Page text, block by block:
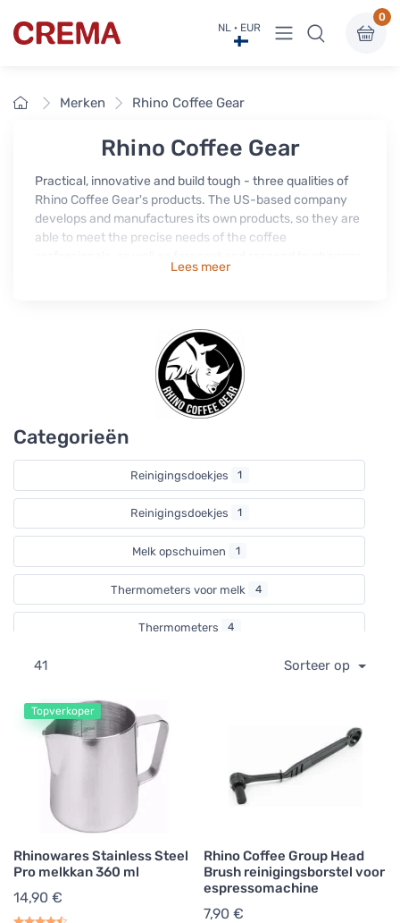
Crema NL · EUR Menu bekijken
0
HomeMerken Rhino Coffee Gear
Rhino Coffee Gear
Practical, innovative and build tough - three qualities of
Rhino Coffee Gear's products. The US-based company
develops and manufactures its own products, so they are
able to meet the precise needs of the coffee
in the global market. Their number one goal is to make
need in the best way possible.
Crema carries a wide range of Rhino products: milk
frothing jugs, tampers, scales, cleaning accessories,
tamping mats and knock boxes.
Lees meer
Categorieën
Reinigingsdoekjes 1
Reinigingsdoekjes 1
Melk opschuimen 1
Thermometers voor melk 4
Thermometers 4
Knockboxen
Tampingmatten 3
Maatlepels en maatbekers
Koffieglazen 1
Koffiewezers 4
41 Sorteer op
Topverkoper
Rhinowares Stainless Steel
Pro melkkan 360 ml
14,90 €
Rhino Coffee Group Head
Brush reinigingsborstel voor
espressomachine
7,90 €